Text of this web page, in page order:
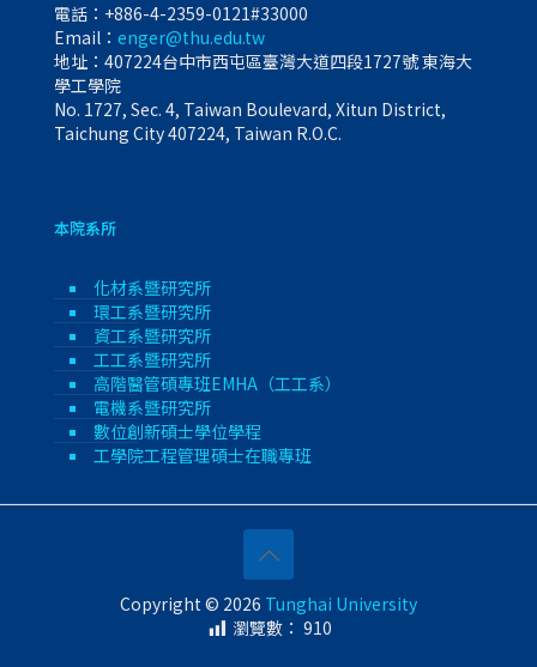
電話： +886-4-2359-0121#33000
Email： enger@thu.edu.tw
地址：407224台中市西屯區臺灣大道四段1727號 東海大
學工學院
No. 1727, Sec. 4, Taiwan Boulevard, Xitun District,
Taichung City 407224, Taiwan R.O.C.
本院系所
化材系暨研究所
環工系暨研究所
資工系暨研究所
工工系暨研究所
高階醫管碩專班EMHA（工工系）
電機系暨研究所
數位創新碩士學位學程
工學院工程管理碩士在職專班
Copyright © 2026 Tunghai University
瀏覽數： 910